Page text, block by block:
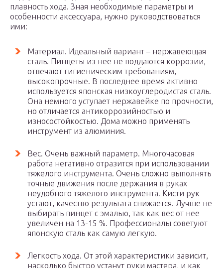
плавность хода. Зная необходимые параметры и
особенности аксессуара, нужно руководствоваться
ими:
Материал. Идеальный вариант – нержавеющая
сталь. Пинцеты из нее не поддаются коррозии,
отвечают гигиеническим требованиям,
высокопрочные. В последнее время активно
используется японская низкоуглеродистая сталь.
Она немного уступает нержавейке по прочности,
но отличается антикоррозийностью и
износостойкостью. Дома можно применять
инструмент из алюминия.
Вес. Очень важный параметр. Многочасовая
работа негативно отразится при использовании
тяжелого инструмента. Очень сложно выполнять
точные движения после держания в руках
неудобного тяжелого инструмента. Кисти рук
устают, качество результата снижается. Лучше не
выбирать пинцет с эмалью, так как вес от нее
увеличен на 13-15 %. Профессионалы советуют
японскую сталь как самую легкую.
Легкость хода. От этой характеристики зависит,
насколько быстро устанут руки мастера, и как